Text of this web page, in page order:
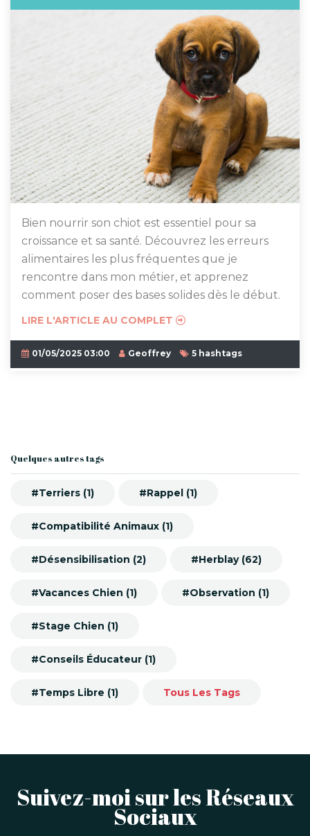
Bien nourrir son chiot est essentiel pour sa
croissance et sa santé. Découvrez les erreurs
alimentaires les plus fréquentes que je
rencontre dans mon métier, et apprenez
comment poser des bases solides dès le début.
LIRE L'ARTICLE AU COMPLET
01/05/2025 03:00 Geoffrey 5 hashtags
Quelques autres tags
#Terriers (1) #Rappel (1)
#Compatibilité Animaux (1)
#Désensibilisation (2) #Herblay (62)
#Vacances Chien (1) #Observation (1)
#Stage Chien (1)
#Conseils Éducateur (1)
#Temps Libre (1) Tous Les Tags
Suivez-moi sur les Réseaux
Sociaux